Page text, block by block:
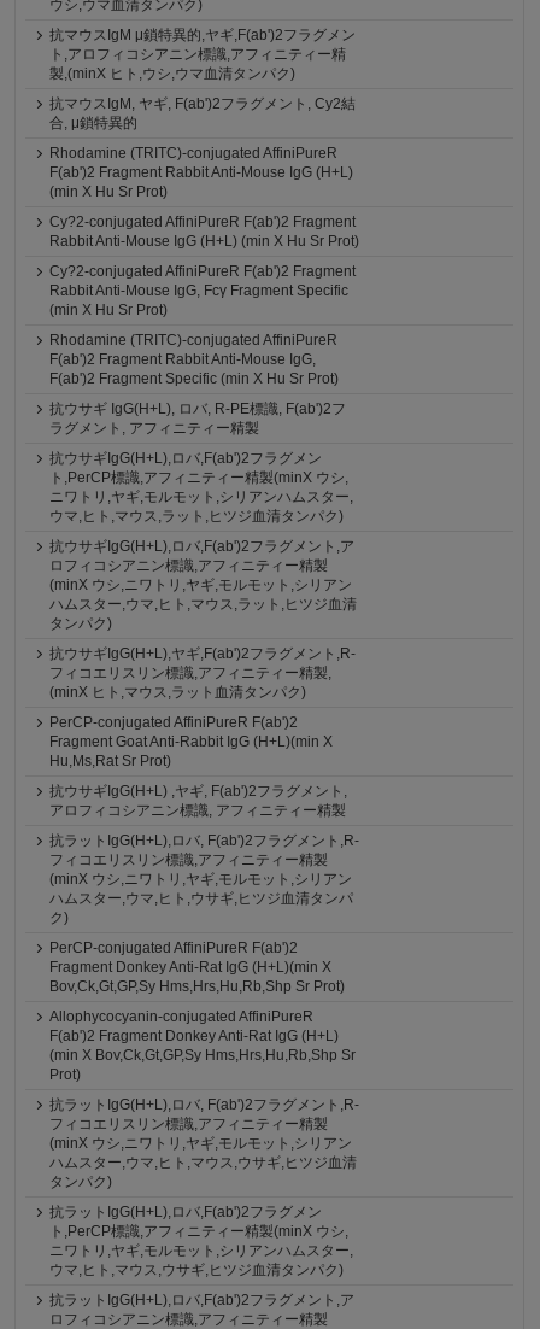
ウシ,ウマ血清タンパク)
抗マウスIgM μ鎖特異的,ヤギ,F(ab')2フラグメン
ト,アロフィコシアニン標識,アフィニティー精
製,(minX ヒト,ウシ,ウマ血清タンパク)
抗マウスIgM, ヤギ, F(ab')2フラグメント, Cy2結
合, μ鎖特異的
Rhodamine (TRITC)-conjugated AffiniPureR
F(ab')2 Fragment Rabbit Anti-Mouse IgG (H+L)
(min X Hu Sr Prot)
Cy?2-conjugated AffiniPureR F(ab')2 Fragment
Rabbit Anti-Mouse IgG (H+L) (min X Hu Sr Prot)
Cy?2-conjugated AffiniPureR F(ab')2 Fragment
Rabbit Anti-Mouse IgG, Fcγ Fragment Specific
(min X Hu Sr Prot)
Rhodamine (TRITC)-conjugated AffiniPureR
F(ab')2 Fragment Rabbit Anti-Mouse IgG,
F(ab')2 Fragment Specific (min X Hu Sr Prot)
抗ウサギ IgG(H+L), ロバ, R-PE標識, F(ab')2フ
ラグメント, アフィニティー精製
抗ウサギIgG(H+L),ロバ,F(ab')2フラグメン
ト,PerCP標識,アフィニティー精製(minX ウシ,
ニワトリ,ヤギ,モルモット,シリアンハムスター,
ウマ,ヒト,マウス,ラット,ヒツジ血清タンパク)
抗ウサギIgG(H+L),ロバ,F(ab')2フラグメント,ア
ロフィコシアニン標識,アフィニティー精製
(minX ウシ,ニワトリ,ヤギ,モルモット,シリアン
ハムスター,ウマ,ヒト,マウス,ラット,ヒツジ血清
タンパク)
抗ウサギIgG(H+L),ヤギ,F(ab')2フラグメント,R-
フィコエリスリン標識,アフィニティー精製,
(minX ヒト,マウス,ラット血清タンパク)
PerCP-conjugated AffiniPureR F(ab')2
Fragment Goat Anti-Rabbit IgG (H+L)(min X
Hu,Ms,Rat Sr Prot)
抗ウサギIgG(H+L) ,ヤギ, F(ab')2フラグメント,
アロフィコシアニン標識, アフィニティー精製
抗ラットIgG(H+L),ロバ, F(ab')2フラグメント,R-
フィコエリスリン標識,アフィニティー精製
(minX ウシ,ニワトリ,ヤギ,モルモット,シリアン
ハムスター,ウマ,ヒト,ウサギ,ヒツジ血清タンパ
ク)
PerCP-conjugated AffiniPureR F(ab')2
Fragment Donkey Anti-Rat IgG (H+L)(min X
Bov,Ck,Gt,GP,Sy Hms,Hrs,Hu,Rb,Shp Sr Prot)
Allophycocyanin-conjugated AffiniPureR
F(ab')2 Fragment Donkey Anti-Rat IgG (H+L)
(min X Bov,Ck,Gt,GP,Sy Hms,Hrs,Hu,Rb,Shp Sr
Prot)
抗ラットIgG(H+L),ロバ, F(ab')2フラグメント,R-
フィコエリスリン標識,アフィニティー精製
(minX ウシ,ニワトリ,ヤギ,モルモット,シリアン
ハムスター,ウマ,ヒト,マウス,ウサギ,ヒツジ血清
タンパク)
抗ラットIgG(H+L),ロバ,F(ab')2フラグメン
ト,PerCP標識,アフィニティー精製(minX ウシ,
ニワトリ,ヤギ,モルモット,シリアンハムスター,
ウマ,ヒト,マウス,ウサギ,ヒツジ血清タンパク)
抗ラットIgG(H+L),ロバ,F(ab')2フラグメント,ア
ロフィコシアニン標識,アフィニティー精製